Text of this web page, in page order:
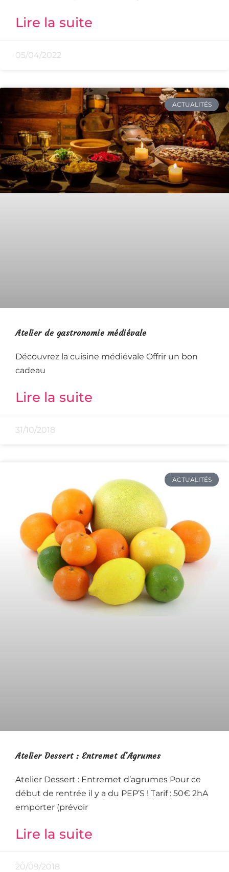
Lire la suite
05/04/2022
ACTUALITÉS
Atelier de gastronomie médiévale
Découvrez la cuisine médiévale Offrir un bon
cadeau
Lire la suite
31/10/2018
ACTUALITÉS
Atelier Dessert : Entremet d’Agrumes
Atelier Dessert : Entremet d’agrumes Pour ce
début de rentrée il y a du PEP’S ! Tarif : 50€ 2hA
emporter (prévoir
Lire la suite
20/09/2018